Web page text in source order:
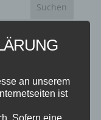
an unserem
ist
Sofern eine